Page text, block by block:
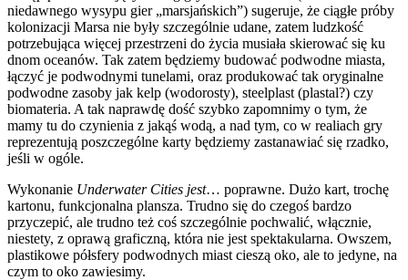
niedawnego wysypu gier „marsjańskich”) sugeruje, że ciągłe próby
kolonizacji Marsa nie były szczególnie udane, zatem ludzkość
potrzebująca więcej przestrzeni do życia musiała skierować się ku
dnom oceanów. Tak zatem będziemy budować podwodne miasta,
łączyć je podwodnymi tunelami, oraz produkować tak oryginalne
podwodne zasoby jak kelp (wodorosty), steelplast (plastal?) czy
biomateria. A tak naprawdę dość szybko zapomnimy o tym, że
mamy tu do czynienia z jakąś wodą, a nad tym, co w realiach gry
reprezentują poszczególne karty będziemy zastanawiać się rzadko,
jeśli w ogóle.
Wykonanie Underwater Cities jest… poprawne. Dużo kart, trochę
kartonu, funkcjonalna plansza. Trudno się do czegoś bardzo
przyczepić, ale trudno też coś szczególnie pochwalić, włącznie,
niestety, z oprawą graficzną, która nie jest spektakularna. Owszem,
plastikowe półsfery podwodnych miast cieszą oko, ale to jedyne, na
czym to oko zawiesimy.